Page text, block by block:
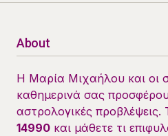
About
Η Μαρία Μιχαήλου και οι
καθημερινά σας
αστρολογικές
14990 και μάθετε τι